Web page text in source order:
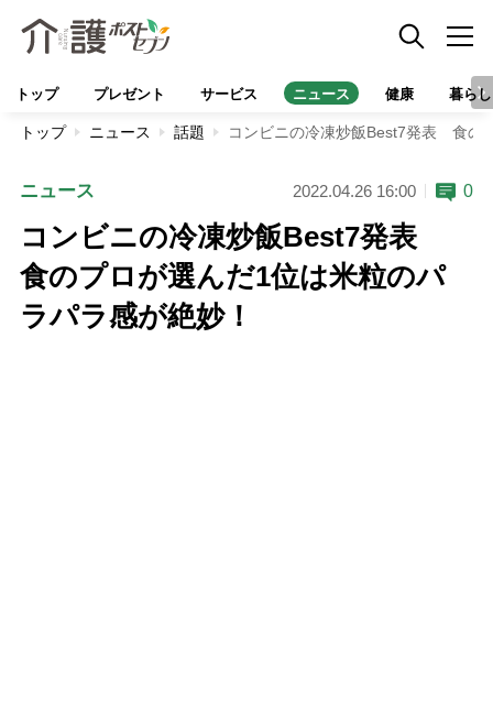
トップ プレゼント サービス ニュース 健康 暮らし
トップ ニュース 話題 コンビニの冷凍炒飯Best7発表 食の
ニュース 2022.04.26 16:00 0
コンビニの冷凍炒飯Best7発表
食のプロが選んだ1位は米粒のパ
ラパラ感が絶妙！